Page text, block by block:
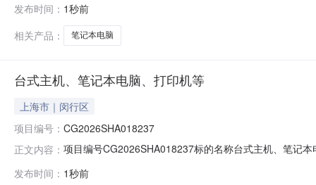
发布时间： 1秒前
相关产品：
笔记本电脑
台式主机、笔记本电脑、打印机等
上海市｜闵行区
项目编号： CG2026SHA018237
正文内容： 项目编号CG2026SHA018237标的名称台式主机、笔记
发布时间： 1秒前